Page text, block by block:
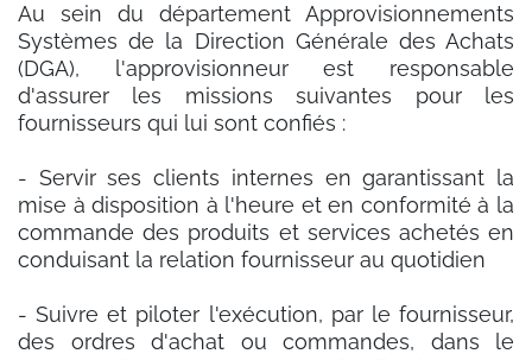
Au sein du département Approvisionnements
Systèmes de la Direction Générale des Achats
(DGA), l'approvisionneur est responsable
d'assurer les missions suivantes pour les
fournisseurs qui lui sont confiés :
- Servir ses clients internes en garantissant la
mise à disposition à l'heure et en conformité à la
commande des produits et services achetés en
conduisant la relation fournisseur au quotidien
- Suivre et piloter l'exécution, par le fournisseur,
des ordres d'achat ou commandes, dans le